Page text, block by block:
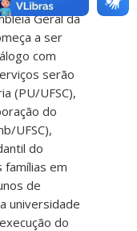
Geral da
a ser
com
serão
(PU/UFSC),
do
UFSC),
do
famílias em
de
universidade
do